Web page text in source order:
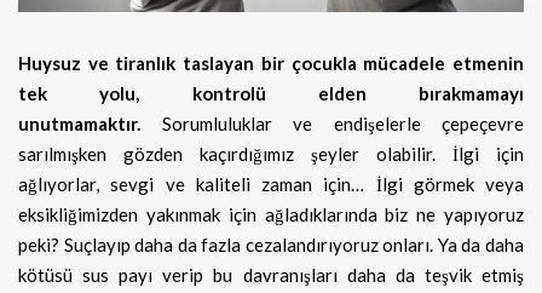
Huysuz ve tiranlık taslayan bir çocukla mücadele etmenin
tek yolu, kontrolü elden bırakmamayı
unutmamaktır. Sorumluluklar ve endişelerle çepeçevre
sarılmışken gözden kaçırdığımız şeyler olabilir. İlgi için
ağlıyorlar, sevgi ve kaliteli zaman için… İlgi görmek veya
eksikliğimizden yakınmak için ağladıklarında biz ne yapıyoruz
peki? Suçlayıp daha da fazla cezalandırıyoruz onları. Ya da daha
kötüsü sus payı verip bu davranışları daha da teşvik etmiş